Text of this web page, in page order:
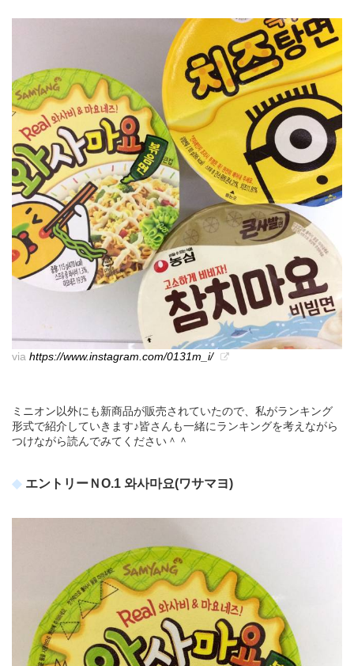
via https://www.instagram.com/0131m_i/
ミニオン以外にも新商品が販売されていたので、私がランキング
形式で紹介していきます♪皆さんも一緒にランキングを考えながら
つけながら読んでみてください＾＾
エントリーＮO.1 와사마요(ワサマヨ)